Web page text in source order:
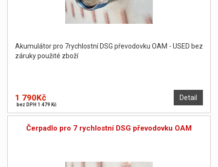
Akumulátor pro 7rychlostní DSG převodovku OAM - USED bez
záruky použité zboží
Detail
1 790Kč
bez DPH 1 479 Kč
Čerpadlo pro 7 rychlostní DSG převodovku OAM